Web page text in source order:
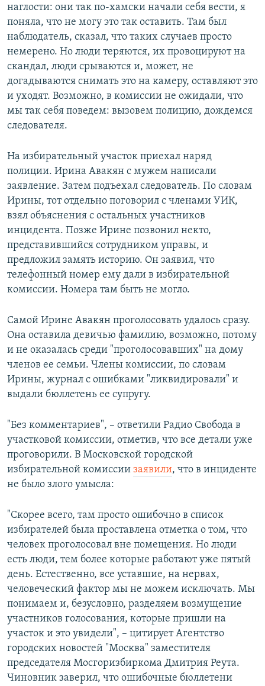
наглости: они так по-хамски начали себя вести, я
поняла, что не могу это так оставить. Там был
наблюдатель, сказал, что таких случаев просто
немерено. Но люди теряются, их провоцируют на
скандал, люди срываются и, может, не
догадываются снимать это на камеру, оставляют это
и уходят. Возможно, в комиссии не ожидали, что
мы так себя поведем: вызовем полицию, дождемся
следователя.
На избирательный участок приехал наряд
полиции. Ирина Авакян с мужем написали
заявление. Затем подъехал следователь. По словам
Ирины, тот отдельно поговорил с членами УИК,
взял объяснения с остальных участников
инцидента. Позже Ирине позвонил некто,
представившийся сотрудником управы, и
предложил замять историю. Он заявил, что
телефонный номер ему дали в избирательной
комиссии. Номера там быть не могло.
Самой Ирине Авакян проголосовать удалось сразу.
Она оставила девичью фамилию, возможно, потому
и не оказалась среди "проголосовавших" на дому
членов ее семьи. Члены комиссии, по словам
Ирины, журнал с ошибками "ликвидировали" и
выдали бюллетень ее супругу.
"Без комментариев", – ответили Радио Свобода в
участковой комиссии, отметив, что все детали уже
проговорили. В Московской городской
избирательной комиссии заявили, что в инциденте
не было злого умысла:
"Скорее всего, там просто ошибочно в список
избирателей была проставлена отметка о том, что
человек проголосовал вне помещения. Но люди
есть люди, тем более которые работают уже пятый
день. Естественно, все уставшие, на нервах,
человеческий фактор мы не можем исключать. Мы
понимаем и, безусловно, разделяем возмущение
участников голосования, которые пришли на
участок и это увидели", – цитирует Агентство
городских новостей "Москва" заместителя
председателя Мосгоризбиркома Дмитрия Реута.
Чиновник заверил, что ошибочные бюллетени